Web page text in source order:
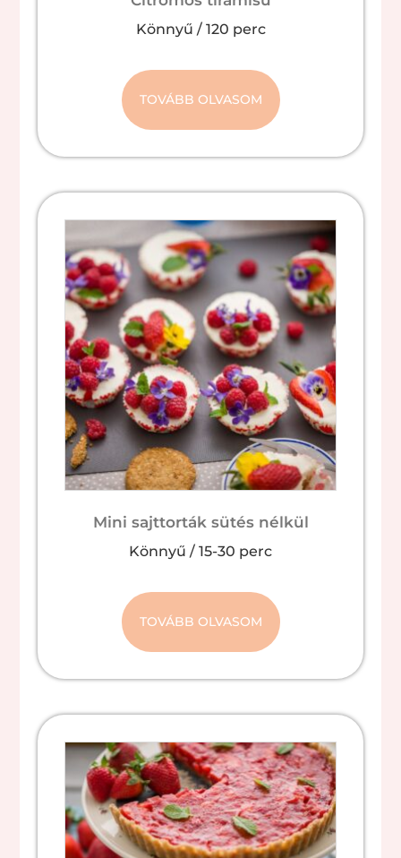
Könnyű / 120 perc
TOVÁBB OLVASOM
Mini sajttorták sütés nélkül
Könnyű / 15-30 perc
TOVÁBB OLVASOM